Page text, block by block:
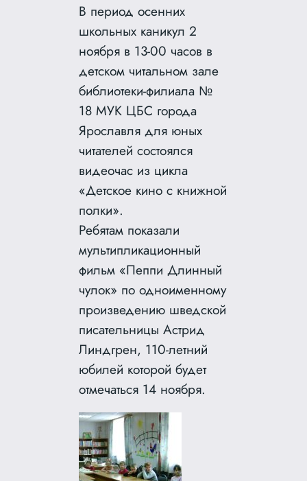
В период осенних
школьных каникул 2
ноября в 13-00 часов в
детском читальном зале
библиотеки-филиала №
18 МУК ЦБС города
Ярославля для юных
читателей состоялся
видеочас из цикла
«Детское кино с книжной
полки».
Ребятам показали
мультипликационный
фильм «Пеппи Длинный
чулок» по одноименному
произведению шведской
писательницы Астрид
Линдгрен, 110-летний
юбилей которой будет
отмечаться 14 ноября.